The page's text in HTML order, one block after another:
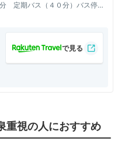
定期バス（４０分）バス停よ
重視の人におすすめ